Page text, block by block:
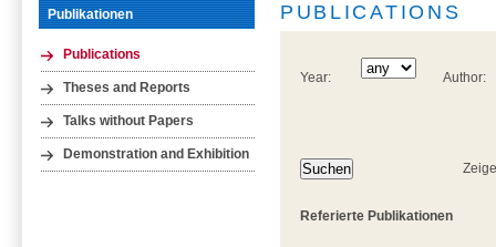
Publikationen
Publications
Theses and Reports
Talks without Papers
Demonstration and Exhibition
PUBLICATIONS
Year: Author:
Referierte Publikationen